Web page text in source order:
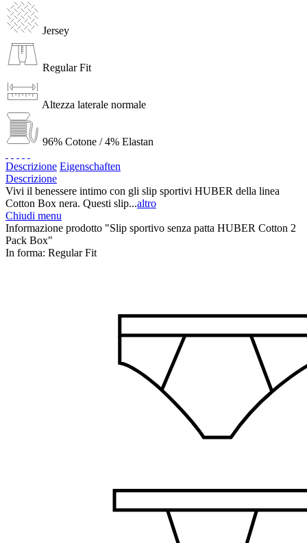
Jersey
Regular Fit
Altezza laterale normale
96% Cotone / 4% Elastan
Descrizione Eigenschaften
Descrizione
Vivi il benessere intimo con gli slip sportivi HUBER della linea
Cotton Box nera. Questi slip...altro
Chiudi menu
Informazione prodotto "Slip sportivo senza patta HUBER Cotton 2
Pack Box"
In forma: Regular Fit